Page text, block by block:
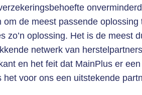
de meest passende
zo’n oplossing. Het is de meest
netwerk van
en het feit dat MainPlus er
voor ons een uitstekende